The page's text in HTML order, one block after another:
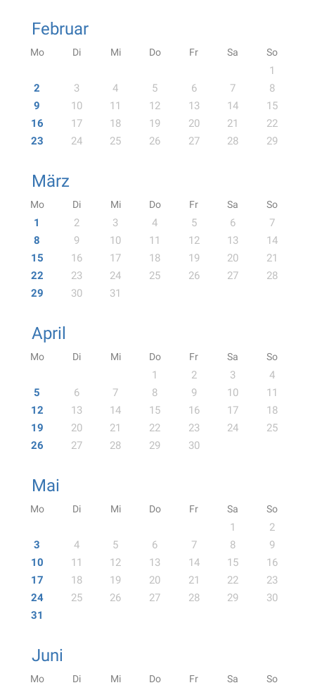
Februar
Mo Di Mi Do Fr Sa So
1
2
3 4 5 6 7
8
9
10 11 12 13 14
15
16
17 18 19 20 21
22
23
24 25 26 27 28 29
März
Mo Di Mi Do Fr Sa So
1 2 3 4 5 6
7
8
9 10 11 12 13
14
15
16 17 18 19 20
21
22
23 24 25 26 27
28
29
30 31
April
Mo Di Mi Do Fr Sa So
1 2 3
4
5
6 7 8 9 10
11
12
13 14 15 16 17
18
19
20 21 22 23 24
25
26
27 28 29 30
Mai
Mo Di Mi Do Fr Sa So
1
2
3
4 5 6 7 8
9
10
11 12 13 14 15
16
17
18 19 20 21 22
23
24
25 26 27 28 29
30
31
Juni
Mo Di Mi Do Fr Sa So